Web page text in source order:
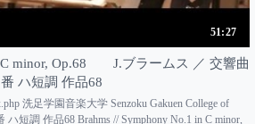
51:27
C minor, Op.68 J.ブラームス ／ 交響曲
ハ短調 作品68
洗足学園音楽大学 Senzoku Gakuen College of
短調 作品68 Brahms // Symphony No.1 in C minor,